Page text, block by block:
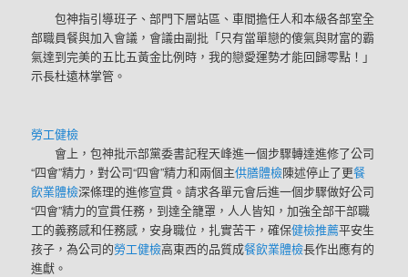
包神指引導班子、部門下層站區、車間擔任人和本級各部室全
部職員餐與加入會議，會議由副批「只有當單戀的傻氣與財富的霸
氣達到完美的五比五黃金比例時，我的戀愛運勢才能回歸零點！」
示長杜遠林掌管。
勞工健檢
會上，包神批示部黨委書記程天峰進一個步驟轉達進修了公司
“四會”精力，對公司“四會”精力和兩個主供膳體檢陳述停止了更餐
飲業體檢深條理的進修宣貫。請求各單元會后進一個步驟做好公司
“四會”精力的宣貫任務，到達全籠罩，人人皆知，加強全部干部職
工的義務感和任務感，安身職位，扎實苦干，確保健檢推薦平安生
孩子，為公司的勞工健檢高東西的品質成餐飲業體檢長作出應有的
進獻。